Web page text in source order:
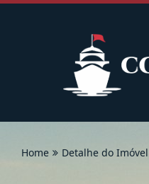
Home Detalhe do Imóvel